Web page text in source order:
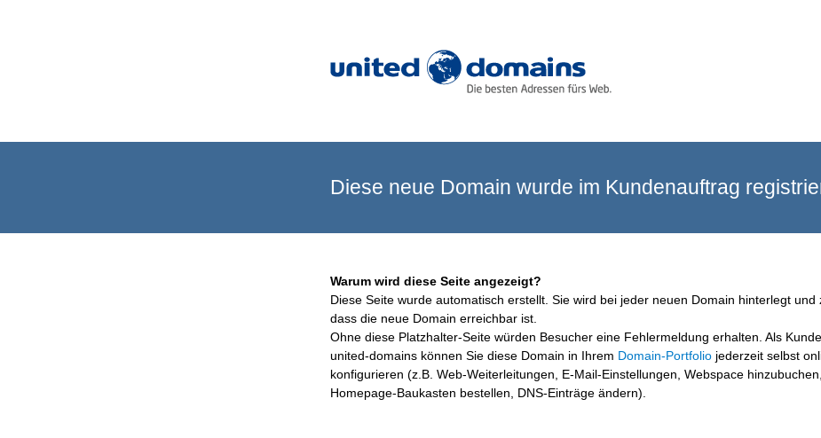
Diese neue Domain wurde im Kundenauftrag
Warum wird diese Seite angezeigt?
Diese Seite wurde automatisch erstellt. Sie wird bei jeder neuen Domain hinterlegt und
dass die neue Domain erreichbar ist.
Ohne diese Platzhalter-Seite würden Besucher eine Fehlermeldung erhalten. Als
united-domains können Sie diese Domain in Ihrem Domain-Portfolio jederzeit selbst
konfigurieren (z.B. Web-Weiterleitungen, E-Mail-Einstellungen, Webspace hinzubuchen,
Homepage-Baukasten bestellen, DNS-Einträge ändern).